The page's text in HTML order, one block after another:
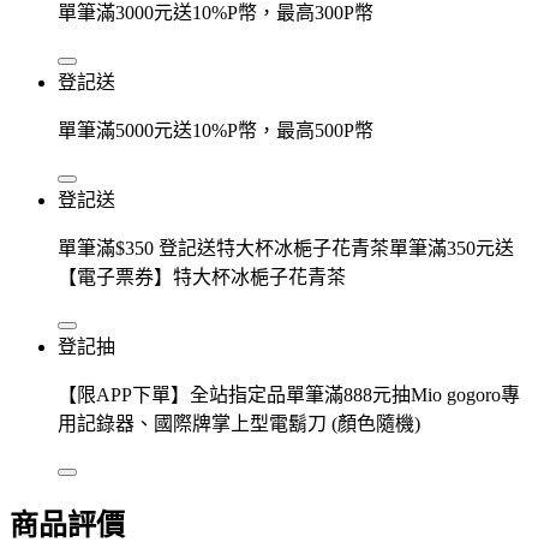
單筆滿3000元送10%P幣，最高300P幣
登記送
單筆滿5000元送10%P幣，最高500P幣
登記送
單筆滿$350 登記送特大杯冰梔子花青茶單筆滿350元送
【電子票券】特大杯冰梔子花青茶
登記抽
【限APP下單】全站指定品單筆滿888元抽Mio gogoro專
用記錄器、國際牌掌上型電鬍刀 (顏色隨機)
商品評價